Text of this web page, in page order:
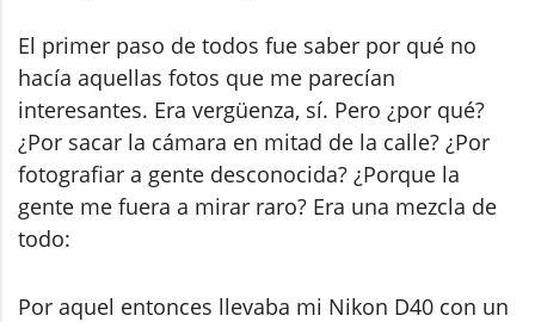
El primer paso de todos fue saber por qué no
hacía aquellas fotos que me parecían
interesantes. Era vergüenza, sí. Pero ¿por qué?
¿Por sacar la cámara en mitad de la calle? ¿Por
fotografiar a gente desconocida? ¿Porque la
gente me fuera a mirar raro? Era una mezcla de
todo:
Por aquel entonces llevaba mi Nikon D40 con un